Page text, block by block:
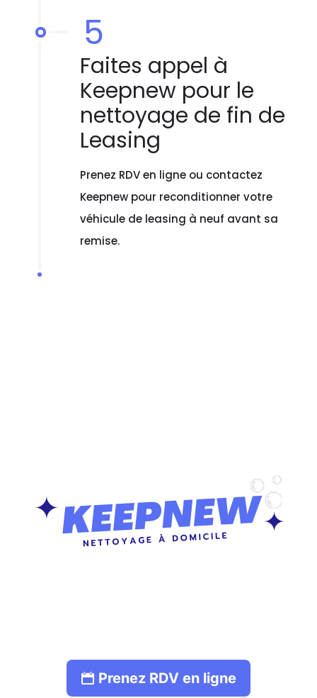
5
Faites appel à
Keepnew pour le
nettoyage de fin de
Leasing
Prenez RDV en ligne ou contactez
Keepnew pour reconditionner votre
véhicule de leasing à neuf avant sa
remise.
Prenez RDV en ligne